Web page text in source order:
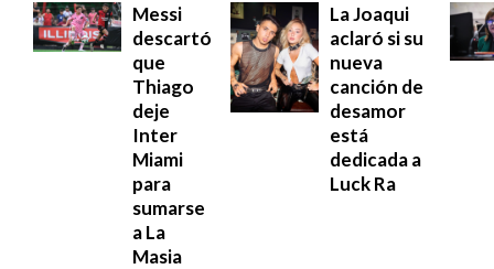
Messi
descartó
que
Thiago
deje
Inter
Miami
para
sumarse
a La
Masia
La Joaqui
aclaró si su
nueva
canción de
desamor
está
dedicada a
Luck Ra